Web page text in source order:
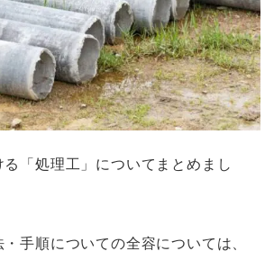
「処理工」についてまとめまし
手順についての全容については、